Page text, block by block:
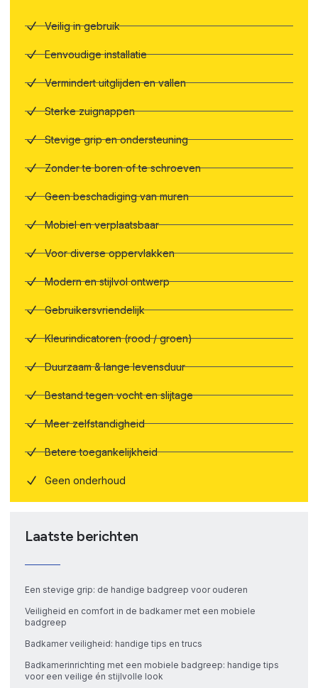
Veilig in gebruik
Eenvoudige installatie
Vermindert uitglijden en vallen
Sterke zuignappen
Stevige grip en ondersteuning
Zonder te boren of te schroeven
Geen beschadiging van muren
Mobiel en verplaatsbaar
Voor diverse oppervlakken
Modern en stijlvol ontwerp
Gebruikersvriendelijk
Kleurindicatoren (rood / groen)
Duurzaam & lange levensduur
Bestand tegen vocht en slijtage
Meer zelfstandigheid
Betere toegankelijkheid
Geen onderhoud
Laatste berichten
Een stevige grip: de handige badgreep voor ouderen
Veiligheid en comfort in de badkamer met een mobiele
badgreep
Badkamer veiligheid: handige tips en trucs
Badkamerinrichting met een mobiele badgreep: handige tips
voor een veilige én stijlvolle look